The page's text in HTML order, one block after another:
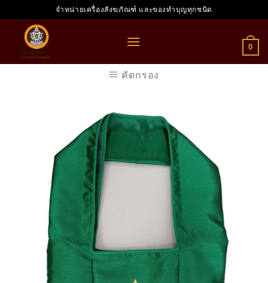
to
content
จำหน่ายเครื่องสังฆภัณฑ์ และของทำบุญทุกชนิด
0
คัดกรอง